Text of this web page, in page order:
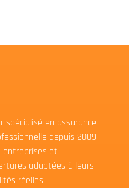
spécialisé en assurance
depuis 2009.
entreprises et
adaptées à leurs
réelles.